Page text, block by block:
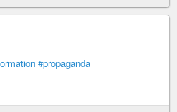
#propaganda